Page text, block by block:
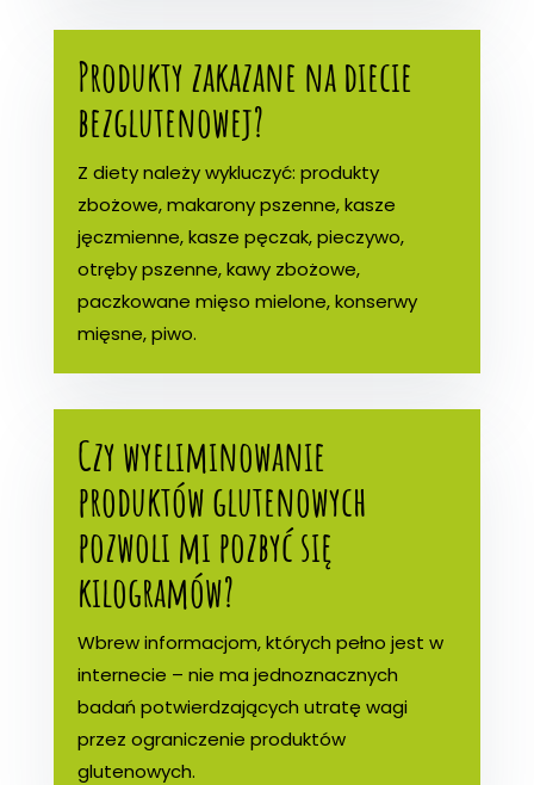
Produkty zakazane na diecie
bezglutenowej?
Z diety należy wykluczyć: produkty
zbożowe, makarony pszenne, kasze
jęczmienne, kasze pęczak, pieczywo,
otręby pszenne, kawy zbożowe,
paczkowane mięso mielone, konserwy
mięsne, piwo.
Czy wyeliminowanie
produktów glutenowych
pozwoli mi pozbyć się
kilogramów?
Wbrew informacjom, których pełno jest w
internecie – nie ma jednoznacznych
badań potwierdzających utratę wagi
przez ograniczenie produktów
glutenowych.